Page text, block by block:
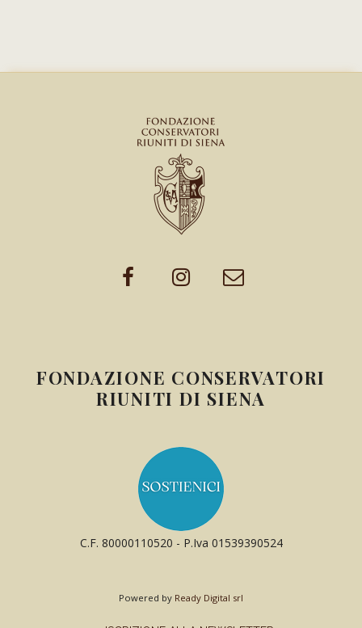
FONDAZIONE CONSERVATORI
RIUNITI DI SIENA
C.F. 80000110520 - P.Iva 01539390524
Powered by Ready Digital srl